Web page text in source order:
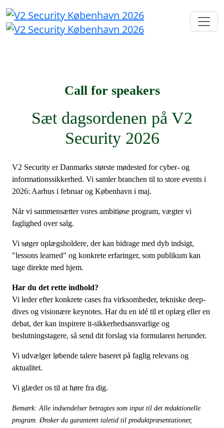
Call for speakers
Sæt dagsordenen på V2
Security 2026
V2 Security er Danmarks største mødested for cyber- og
informationssikkerhed. Vi samler branchen til to store events i
2026: Aarhus i februar og København i maj.
Når vi sammensætter vores ambitiøse program, vægter vi
faglighed over salg.
Vi søger oplægsholdere, der kan bidrage med dyb indsigt,
"lessons learned" og konkrete erfaringer, som publikum kan
tage direkte med hjem.
Har du det rette indhold?
Vi leder efter konkrete cases fra virksomheder, tekniske deep-
dives og visionære keynotes. Har du en idé til et oplæg eller en
debat, der kan inspirere it-sikkerhedsansvarlige og
beslutningstagere, så send dit forslag via formularen herunder.
Vi udvælger løbende talere baseret på faglig relevans og
aktualitet.
Vi glæder os til at høre fra dig.
Bemærk: Alle indsendelser betragtes som input til det redaktionelle
program. Ønsker du garanteret taletid til produktpræsentationer,